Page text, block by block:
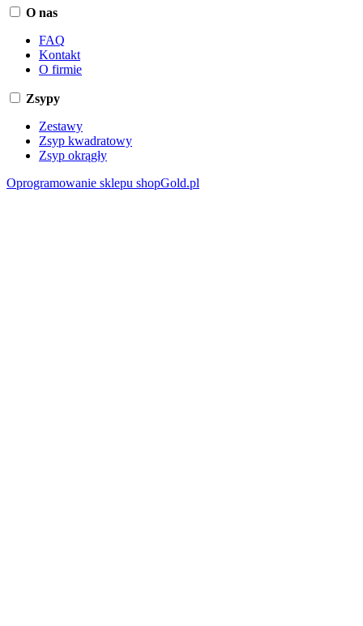
O nas
FAQ
Kontakt
O firmie
Zsypy
Zestawy
Zsyp kwadratowy
Zsyp okrągły
Oprogramowanie sklepu shopGold.pl